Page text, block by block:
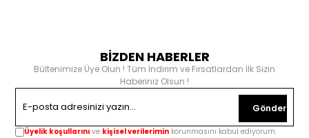
BİZDEN HABERLER
Bültenimize Üye Olun ! Tüm İndirim ve Fırsatlardan İlk Sizin
Haberiniz Olsun !
Gönder
Üyelik koşullarını ve kişisel verilerimin korunmasını kabul ediyorum.